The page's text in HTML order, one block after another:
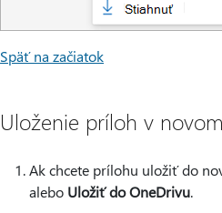
Späť na začiatok
Uloženie príloh v
Ak chcete prílohu uložiť do
alebo Uložiť do OneDrivu.